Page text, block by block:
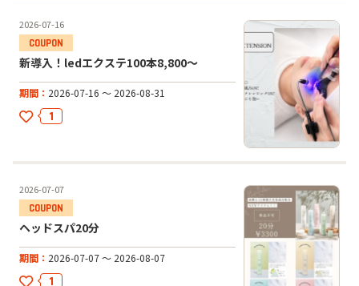
2026-07-16
新導入！ledエクステ100本8,800〜
期間 2026-07-16 ～ 2026-08-31
1
2026-07-07
ヘッドスパ20分
期間 2026-07-07 ～ 2026-08-07
1